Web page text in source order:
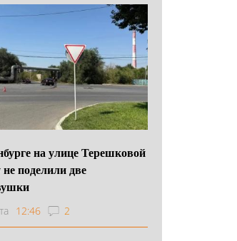
на улице Терешковой
не поделили две
12:46 2